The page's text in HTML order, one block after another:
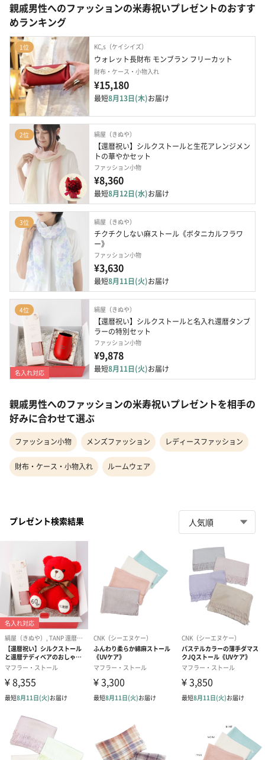
親戚男性へのファッションの米寿祝いプレゼントのおすす
めランキング
1位 KC,s（ケイシイズ）
ウォレット長財布 モンブラン フリーカット
財布・ケース・小物入れ
¥15,180
最短8月13日(木)お届け
2位 絹屋（きぬや）
【還暦祝い】シルクストールと生花アレンジメン
トの華やかセット
ファッション小物
¥8,360
最短8月12日(水)お届け
3位 絹屋（きぬや）
チクチクしない麻ストール《ボタニカルフラワ
ー》
ファッション小物
¥3,630
最短8月11日(火)お届け
4位
名入れ対応
絹屋（きぬや）
【還暦祝い】シルクストールと名入れ還暦タンブ
ラーの特別セット
ファッション小物
¥9,878
最短8月11日(火)お届け
親戚男性へのファッションの米寿祝いプレゼントを相手の
好みに合わせて選ぶ
ファッション小物 メンズファッション レディースファッション
財布・ケース・小物入れ ルームウェア
プレゼント検索結果